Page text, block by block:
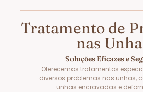
Tratamento de
nas
Soluções Eficazes e
Oferecemos tratamentos
diversos problemas nas unhas,
unhas encravadas e